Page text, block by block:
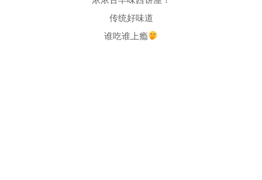
传统好味道
谁吃谁上瘾